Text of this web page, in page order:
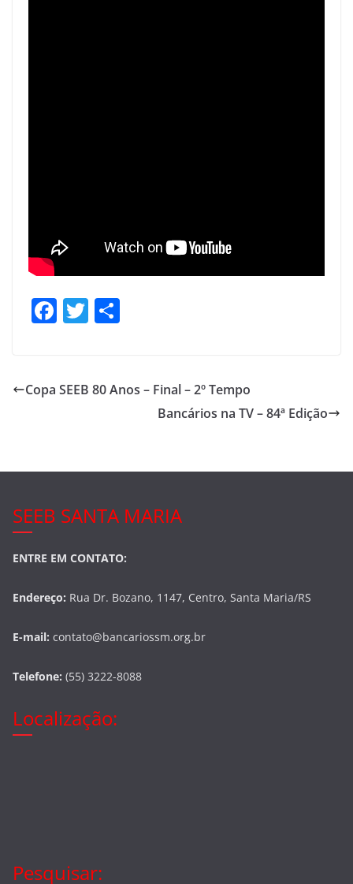
F
e
T
er e
Copa SEEB 80 Anos – Final – 2º Tempo
Bancários na TV – 84ª Edição
SEEB SANTA MARIA
ENTRE EM CONTATO:
Endereço: Rua Dr. Bozano, 1147, Centro, Santa Maria/RS
E-mail: contato@bancariossm.org.br
Telefone: (55) 3222-8088
Localização:
Pesquisar: